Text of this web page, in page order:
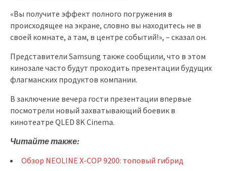
«Вы получите эффект полного погружения в
происходящее на экране, словно вы находитесь не в
своей комнате, а там, в центре событий!», – сказал он.
Представители Samsung также сообщили, что в этом
кинозале часто будут проходить презентации будущих
флагманских продуктов компании.
В заключение вечера гости презентации впервые
посмотрели новый захватывающий боевик в
кинотеатре QLED 8K Cinema.
Читайте также:
Обзор NEOLINE X-COP 9200: топовый гибрид